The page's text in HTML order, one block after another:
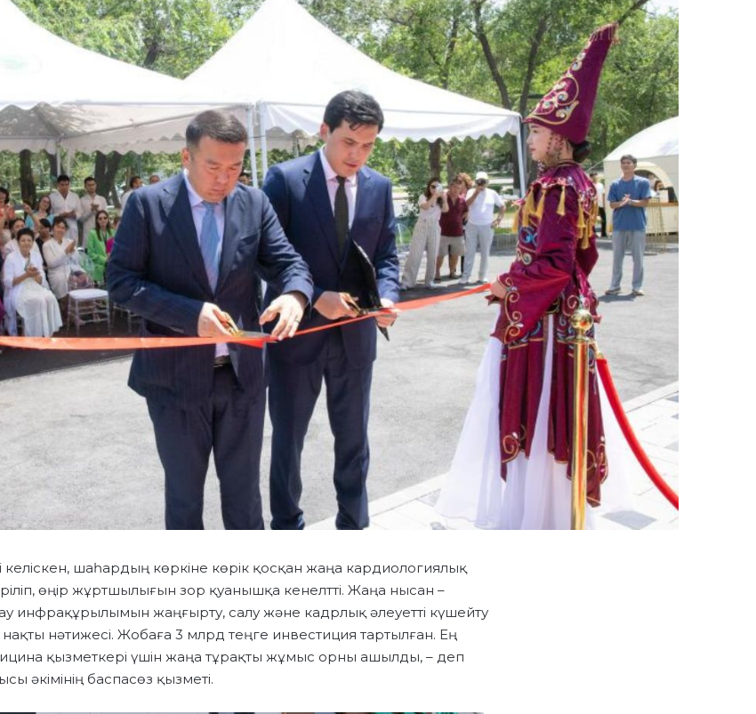
келіскен, шаһардың көркіне көрік қосқан жаңа кардиологиялық
өңір жұртшылығын зор қуанышқа кенелтті. Жаңа нысан –
инфрақұрылымын жаңғырту, салу және кадрлық әлеуетті күшейту
нәтижесі. Жобаға 3 млрд теңге инвестиция тартылған. Ең
қызметкері үшін жаңа тұрақты жұмыс орны ашылды, – деп
әкімінің баспасөз қызметі.